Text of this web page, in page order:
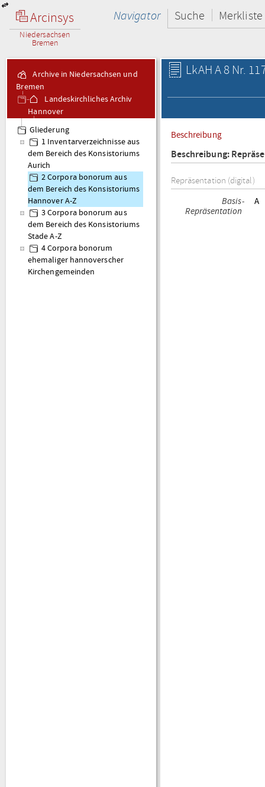
Arcinsys
Niedersachsen
Bremen
Navigator Suche Merkliste
Archive in Niedersachsen und
Bremen
Landeskirchliches Archiv
Hannover
Gliederung
1 Inventarverzeichnisse aus
dem Bereich des Konsistoriums
Aurich
2 Corpora bonorum aus
dem Bereich des Konsistoriums
Hannover A-Z
3 Corpora bonorum aus
dem Bereich des Konsistoriums
Stade A-Z
4 Corpora bonorum
ehemaliger hannoverscher
Kirchengemeinden
LkAH A 8 Nr.
Beschreibung
Beschreibung:
Repräsentation (digital)
Basis-
Repräsentation
A